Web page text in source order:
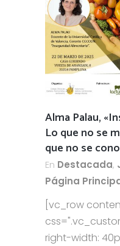
Alma Palau,
Lo que no se
que no se
En Destacada,
Página
[vc_row
right-width: